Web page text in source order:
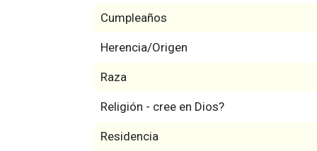
Cumpleaños
Herencia/Origen
Raza
Religión - cree en Dios?
Residencia